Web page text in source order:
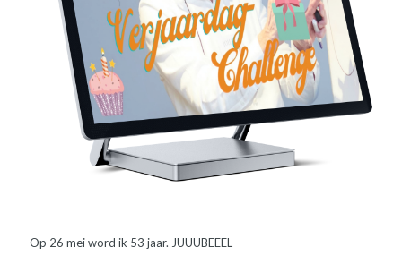
Op 26 mei word ik 53 jaar. JUUUBEEEL